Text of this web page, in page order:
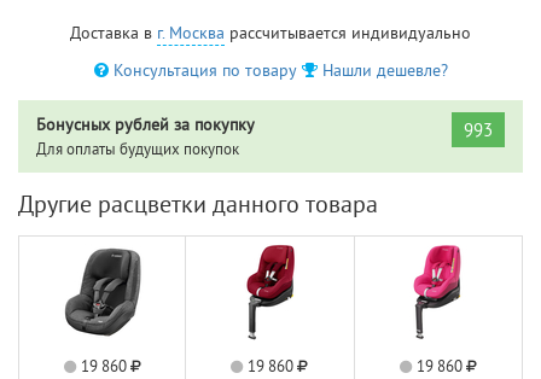
Доставка в г. Москва рассчитывается индивидуально
Консультация по товару
Нашли дешевле?
Бонусных рублей за покупку
Для оплаты будущих покупок
993
Другие расцветки данного товара
19 860 19 860 19 860